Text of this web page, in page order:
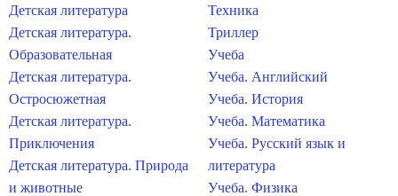
Детская литература
Детская литература.
Образовательная
Детская литература.
Остросюжетная
Детская литература.
Приключения
Детская литература. Природа
и животные
Техника
Триллер
Учеба
Учеба. Английский
Учеба. История
Учеба. Математика
Учеба. Русский язык и
литература
Учеба. Физика